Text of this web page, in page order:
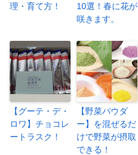
理・育て方！
10選！春に花が
咲きます。
【グーテ・デ・
ロワ】チョコレ
ートラスク！
【野菜パウダ
ー】を混ぜるだ
けで野菜が摂取
できる！